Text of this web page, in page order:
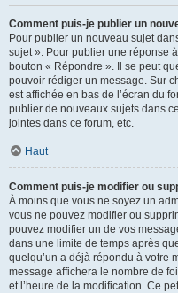
Comment puis-je publier un
Pour publier un nouveau sujet
sujet ». Pour publier une réponse
bouton « Répondre ». Il se peut
pouvoir rédiger un message. Sur
est affichée en bas de l’écran du
publier de nouveaux sujets dans
jointes dans ce forum, etc.
Haut
Comment puis-je modifier ou
À moins que vous ne soyez un
vous ne pouvez modifier ou
pouvez modifier un de vos
dans une limite de temps après
quelqu’un a déjà répondu à votre
message affichera le nombre de
et l’heure de la modification. Ce